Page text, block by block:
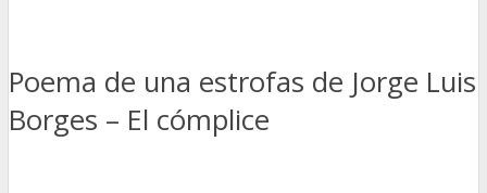
Poema de una estrofas de Jorge Luis
Borges – El cómplice